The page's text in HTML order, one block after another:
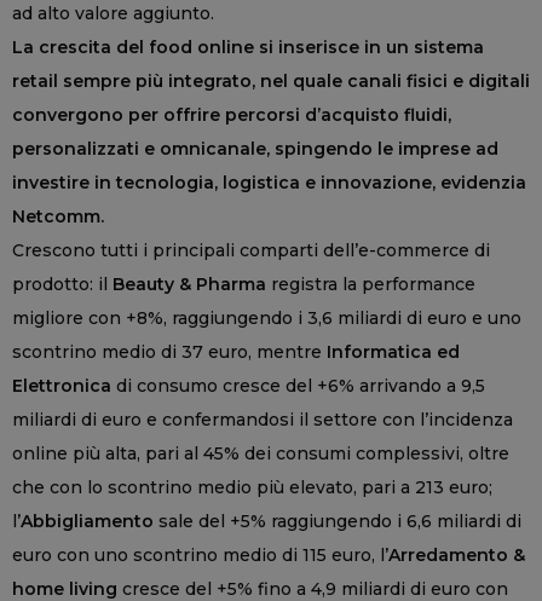
ad alto valore aggiunto.
La crescita del food online si inserisce in un sistema
retail sempre più integrato, nel quale canali fisici e digitali
convergono per offrire percorsi d’acquisto fluidi,
personalizzati e omnicanale, spingendo le imprese ad
investire in tecnologia, logistica e innovazione, evidenzia
Netcomm.
Crescono tutti i principali comparti dell’e-commerce di
prodotto: il Beauty & Pharma registra la performance
migliore con +8%, raggiungendo i 3,6 miliardi di euro e uno
scontrino medio di 37 euro, mentre Informatica ed
Elettronica di consumo cresce del +6% arrivando a 9,5
miliardi di euro e confermandosi il settore con l’incidenza
online più alta, pari al 45% dei consumi complessivi, oltre
che con lo scontrino medio più elevato, pari a 213 euro;
l’Abbigliamento sale del +5% raggiungendo i 6,6 miliardi di
euro con uno scontrino medio di 115 euro, l’Arredamento &
home living cresce del +5% fino a 4,9 miliardi di euro con